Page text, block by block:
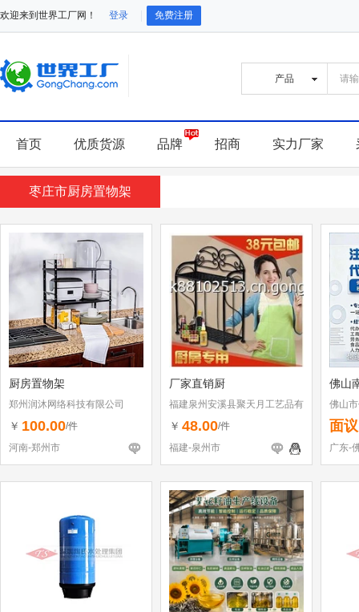
欢迎来到世界工厂网！ 登录 免费注册
首页 优质货源 品牌 招商 实力厂家
枣庄市厨房置物架
厨房置物架
郑州润沐网络科技有限公司
￥ 100.00/件
河南-郑州市
厂家直销厨
福建泉州安溪县聚天月工艺品有
限公司
￥ 48.00/件
福建-泉州市
佛山
佛山
面议
广东-